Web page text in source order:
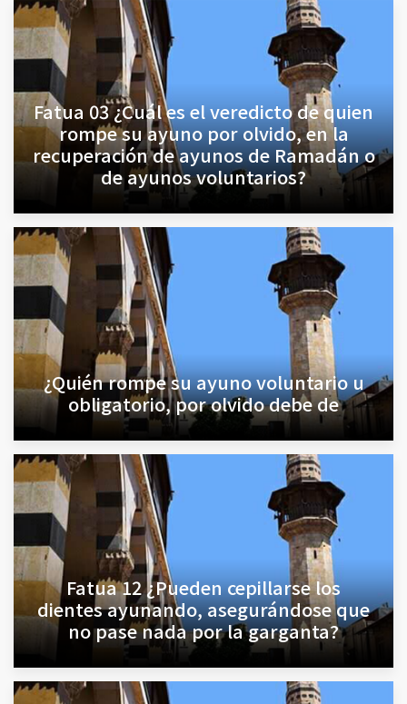
Fatua 03 ¿Cuál es el veredicto de quien
rompe su ayuno por olvido, en la
recuperación de ayunos de Ramadán o
de ayunos voluntarios?
¿Quién rompe su ayuno voluntario u
obligatorio, por olvido debe de
Fatua 12 ¿Pueden cepillarse los
dientes ayunando, asegurándose que
no pase nada por la garganta?